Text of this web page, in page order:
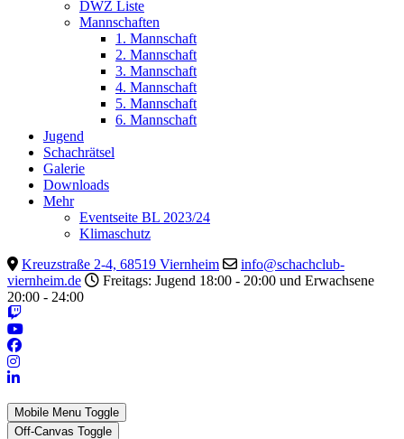
DWZ Liste
Mannschaften
1. Mannschaft
2. Mannschaft
3. Mannschaft
4. Mannschaft
5. Mannschaft
6. Mannschaft
Jugend
Schachrätsel
Galerie
Downloads
Mehr
Eventseite BL 2023/24
Klimaschutz
Kreuzstraße 2-4, 68519 Viernheim
info@schachclub-
viernheim.de
Freitags: Jugend 18:00 - 20:00 und Erwachsene
20:00 - 24:00
Mobile Menu Toggle
Off-Canvas Toggle